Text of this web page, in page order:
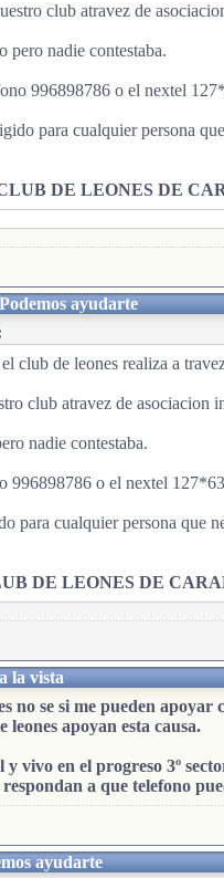
club atravez de
pero nadie contestaba.
996898786 o el nextel
para cualquier persona
DE LEONES DE
Podemos ayudarte
club de leones realiza a
club atravez de asociacion
nadie contestaba.
996898786 o el nextel
para cualquier persona que
DE LEONES DE
la vista
no se si me pueden
leones apoyan esta causa.
vivo en el progreso 3º
a que telefono
ayudarte